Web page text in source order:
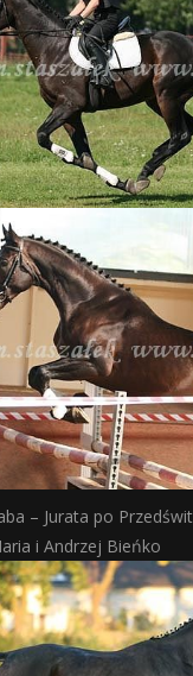
– Jurata po
i Andrzej Bieńko